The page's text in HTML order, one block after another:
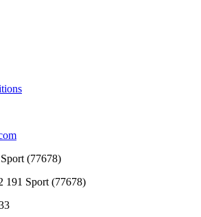
(77678)
191 Sport (77678)